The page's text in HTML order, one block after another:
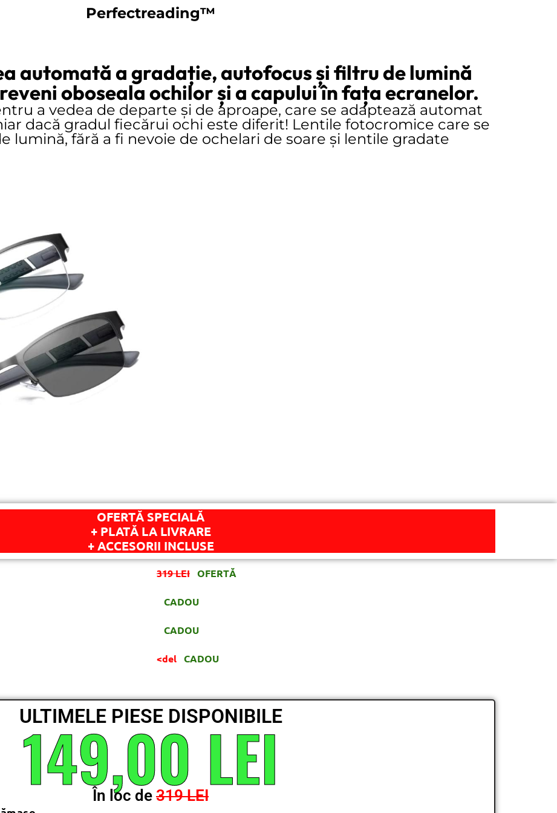
Perfectreading™
automată a gradație, autofocus și filtru de lumină
oboseala ochilor și a capului în fața ecranelor.
a vedea de departe și de aproape, care se adaptează automat
dacă gradul fiecărui ochi este diferit! Lentile fotocromice care se
lumină, fără a fi nevoie de ochelari de soare și lentile gradate
OFERTĂ SPECIALĂ
+ PLATĂ LA LIVRARE
+ ACCESORII INCLUSE
319 LEI OFERTĂ
CADOU
CADOU
<del CADOU
ULTIMELE PIESE DISPONIBILE
149,00 LEI
În loc de 319 LEI